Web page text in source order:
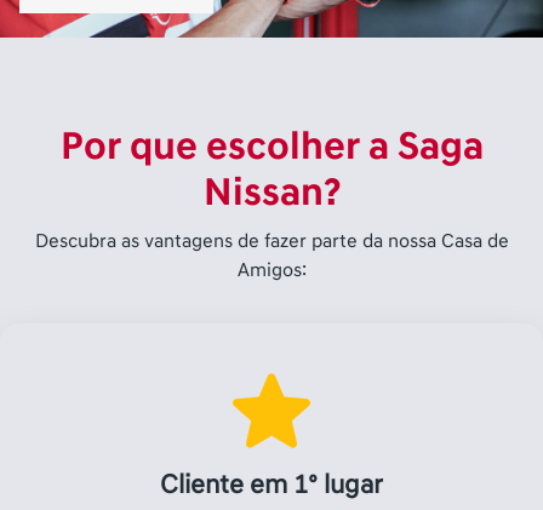
Por que escolher a Saga
Nissan?
Descubra as vantagens de fazer parte da nossa Casa de
Amigos:
Cliente em 1º lugar